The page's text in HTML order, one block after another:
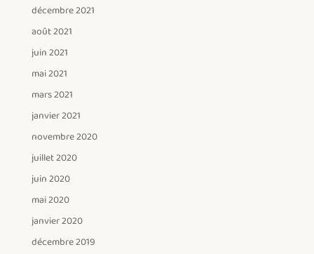
décembre 2021
août 2021
juin 2021
mai 2021
mars 2021
janvier 2021
novembre 2020
juillet 2020
juin 2020
mai 2020
janvier 2020
décembre 2019